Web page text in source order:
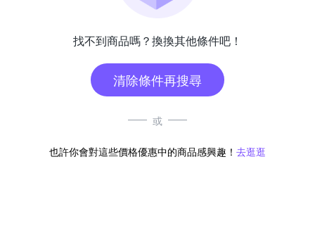
找不到商品嗎？換換其他條件吧！
清除條件再搜尋
或
也許你會對這些價格優惠中的商品感興趣！ 去逛逛